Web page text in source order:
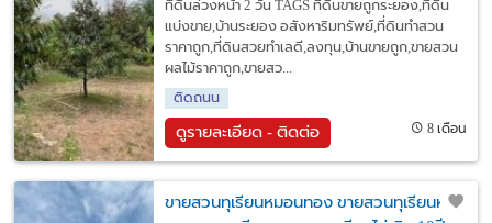
ที่ดินล่วงหน้า 2 วัน TAGS ที่ดินขายถูกระยอง,ที่ดิน
แบ่งขาย,บ้านระยอง อสังหาริมทรัพย์,ที่ดินทำสวน
ราคาถูก,ที่ดินสวยทำเลดี,ลงทุน,บ้านขายถูก,ขายสวน
ผลไม้ราคาถูก,ขายสว...
ติดถนน
ดูรายละเอียด - ติดต่อ 8 เดือน
ขายสวนทุเรียนหมอนทอง ขายสวนทุเรียนหลัก